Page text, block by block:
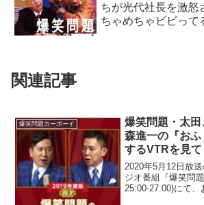
ちが光代社長を激怒
ちゃめちゃビビって
関連記事
爆笑問題カーボーイ
爆笑問題・太
森進一の『お
するVTRを見
くなって、収録
かす
2020年5月12日放
ジオ番組『爆笑問
25:00-27:00)にて、